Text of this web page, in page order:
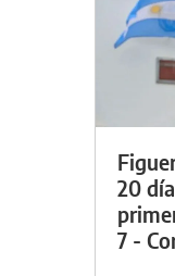
20
7 -